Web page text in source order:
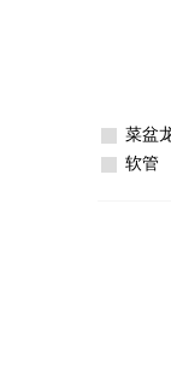
菜盆
软管